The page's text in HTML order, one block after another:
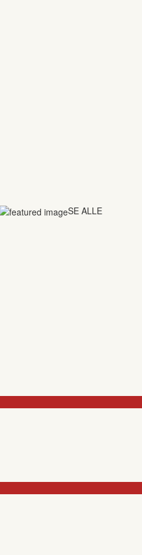
SE ALLE